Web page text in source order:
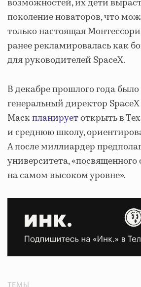
возможностей, их дети
поколение новаторов, что
только настоящая
ранее рекламировалась как
для руководителей SpaceX.
В декабре прошлого года было
генеральный директор
Маскпланируетоткрыть в
и среднюю школу,
А после миллиардер
университета,
на самом высоком уровне».
ТЕМЫ